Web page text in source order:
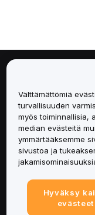
Palvelut
Tuki
Tuotteet
Lakiasiat
Välttämättömiä
turvallisuuden
myös toiminnallisia,
median evästeitä
ymmärtääksemme
sivustoa ja
Hyväksy
evästeet